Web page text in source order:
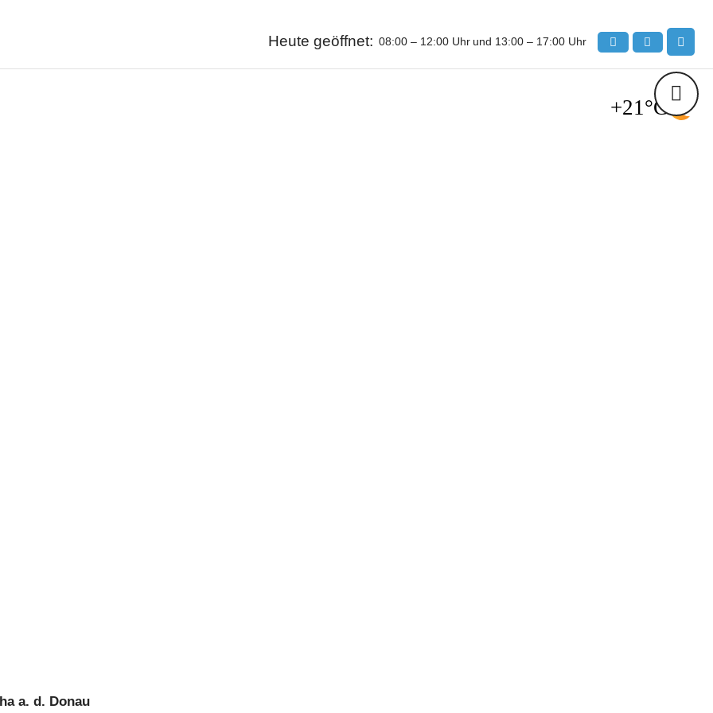
Heute geöffnet: 08:00 – 12:00 Uhr und 13:00 – 17:00 Uhr
+21°C
a. d. Donau